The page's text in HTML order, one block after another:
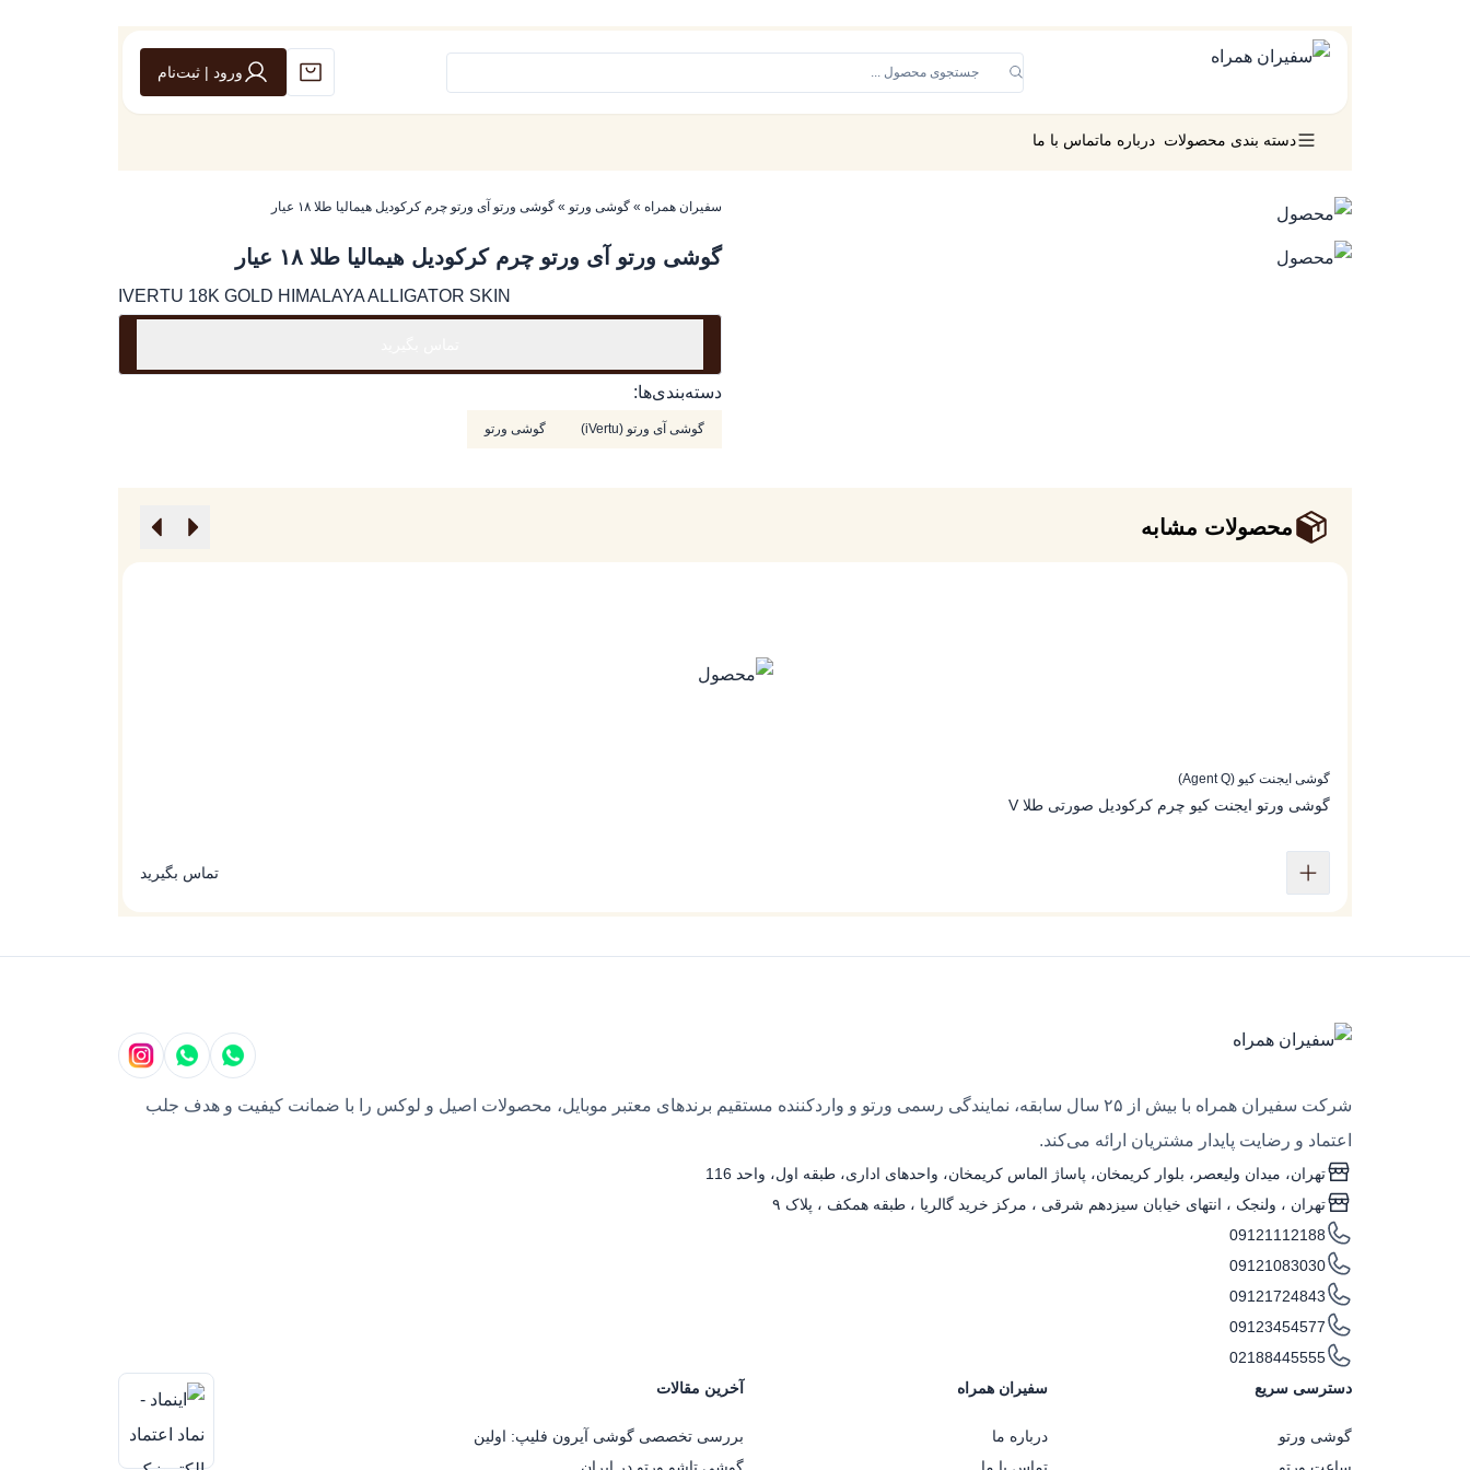
ورود | ثبت‌نام
دسته بندی محصولات درباره ماتماس با ما
سفیران همراه » گوشی ورتو » گوشی ورتو آی ورتو چرم کرکودیل هیمالیا طلا ۱۸ عیار
گوشی ورتو آی ورتو چرم کرکودیل هیمالیا طلا ۱۸ عیار
IVERTU 18K GOLD HIMALAYA ALLIGATOR SKIN
دسته‌بندی‌ها:
گوشی آی ورتو (iVertu) گوشی ورتو
محصولات مشابه
گوشی ایجنت کیو (Agent Q)
گوشی ورتو ایجنت کیو چرم کرکودیل صورتی طلا V
تماس بگیرید
شرکت سفیران همراه با بیش از ۲۵ سال سابقه، نمایندگی رسمی ورتو و واردکننده مستقیم برندهای معتبر موبایل، محصولات اصیل و لوکس را با ضمانت کیفیت و هدف جلب
اعتماد و رضایت پایدار مشتریان ارائه می‌کند.
تهران، میدان ولیعصر، بلوار کریمخان، پاساژ الماس کریمخان، واحدهای اداری، طبقه اول، واحد 116
تهران ، ولنجک‌ ، انتهای خیابان سیزدهم شرقی ، مرکز خرید گالریا ، طبقه همکف ، پلاک ۹
09121112188
09121083030
09121724843
09123454577
02188445555
دسترسی سریع
گوشی ورتو
سفیران همراه
درباره ما
آخرین مقالات
بررسی تخصصی گوشی آیرون فلیپ: اولین